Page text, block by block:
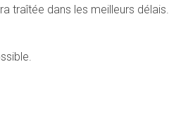
traîtée dans les meilleurs délais.